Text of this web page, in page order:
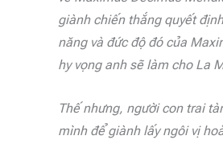
giành chiến thắng quyết
năng và đức độ đó của
hy vọng anh sẽ làm cho La
Thế nhưng, người con trai
mình để giành lấy ngôi vị